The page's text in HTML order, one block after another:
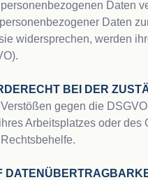
Daten
Daten
widersprechen, werden
BEI DER
Verstößen gegen die
Arbeitsplatzes oder